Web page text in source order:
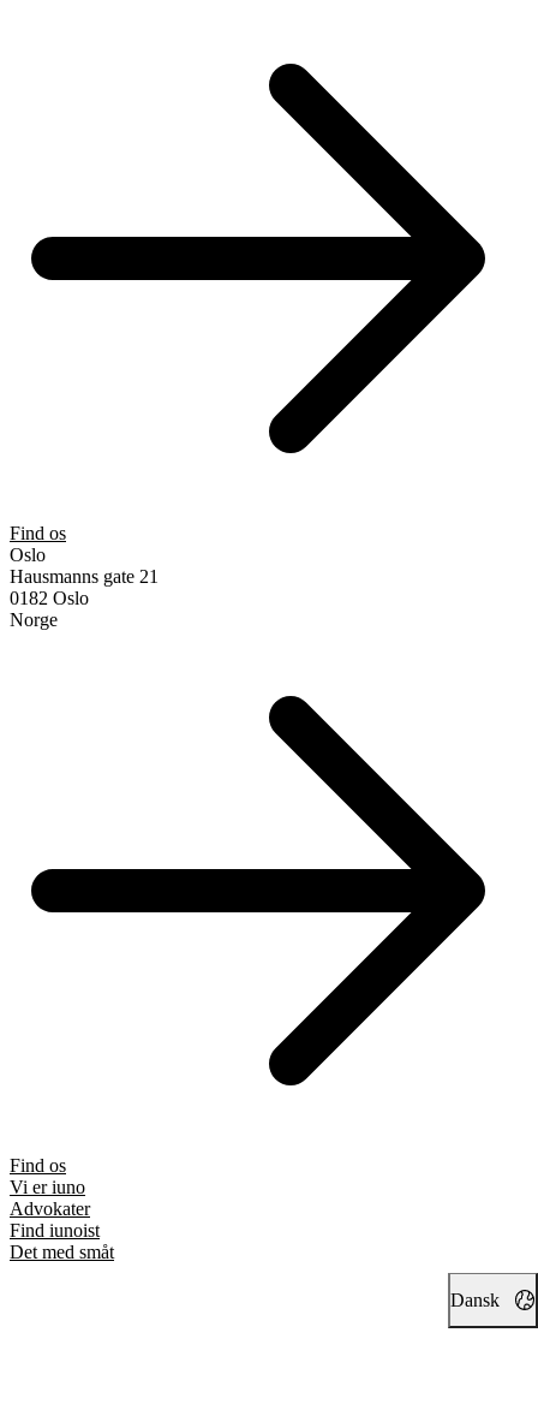
Find os
Oslo
Hausmanns gate 21
0182 Oslo
Norge
Find os
Vi er iuno
Advokater
Find iunoist
Det med småt
Dansk